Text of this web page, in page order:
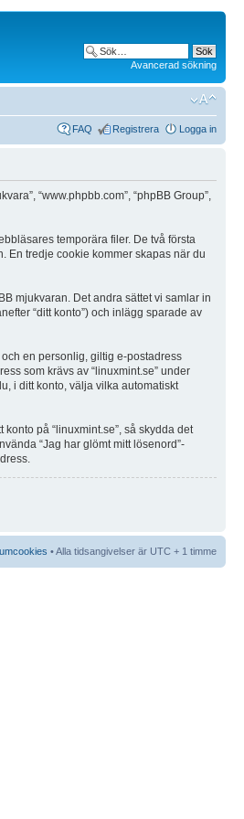
Avancerad sökning
FAQ Registrera Logga in
“www.phpbb.com”, “phpBB Group”,
temporära filer. De två första
En tredje cookie kommer skapas när du
mjukvaran. Det andra sättet vi samlar in
“ditt konto”) och inlägg sparade av
en personlig, giltig e-postadress
som krävs av “linuxmint.se” under
i ditt konto, välja vilka automatiskt
på “linuxmint.se”, så skydda det
“Jag har glömt mitt lösenord”-
• Alla tidsangivelser är UTC + 1 timme